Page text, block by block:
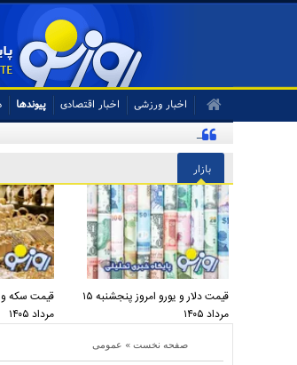
اخبار ورزشی اخبار اقتصادی پیوندها
بازار
قیمت دلار و یورو امروز پنجشنبه ۱۵
مرداد ۱۴۰۵
مرداد ۱۴۰۵
صفحه نخست » عمومی